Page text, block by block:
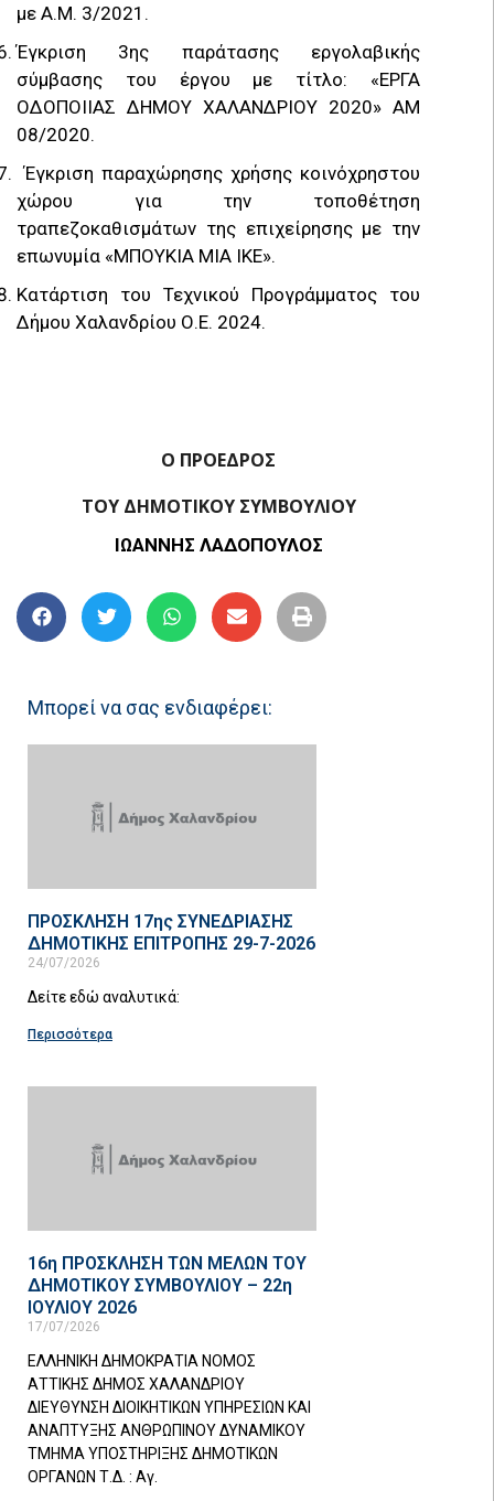
με Α.Μ. 3/2021.
Έγκριση 3ης παράτασης εργολαβικής
σύμβασης του έργου με τίτλο: «ΕΡΓΑ
ΟΔΟΠΟΙΙΑΣ ΔΗΜΟΥ ΧΑΛΑΝΔΡΙΟΥ 2020» ΑΜ
08/2020.
Έγκριση παραχώρησης χρήσης κοινόχρηστου
χώρου για την τοποθέτηση
τραπεζοκαθισμάτων της επιχείρησης με την
επωνυμία «ΜΠΟΥΚΙΑ ΜΙΑ ΙΚΕ».
Κατάρτιση του Τεχνικού Προγράμματος του
Δήμου Χαλανδρίου Ο.Ε. 2024.
Ο ΠΡΟΕΔΡΟΣ
ΤΟΥ ΔΗΜΟΤΙΚΟΥ ΣΥΜΒΟΥΛΙΟΥ
ΙΩΑΝΝΗΣ ΛΑΔΟΠΟΥΛΟΣ
Μπορεί να σας ενδιαφέρει:
ΠΡΟΣΚΛΗΣΗ 17ης ΣΥΝΕΔΡΙΑΣΗΣ
ΔΗΜΟΤΙΚΗΣ ΕΠΙΤΡΟΠΗΣ 29-7-2026
24/07/2026
Δείτε εδώ αναλυτικά:
Περισσότερα
16η ΠΡΟΣΚΛΗΣΗ ΤΩΝ ΜΕΛΩΝ ΤΟΥ
ΔΗΜΟΤΙΚΟΥ ΣΥΜΒΟΥΛΙΟΥ – 22η
ΙΟΥΛΙΟΥ 2026
17/07/2026
ΕΛΛΗΝΙΚΗ ΔΗΜΟΚΡΑΤΙΑ ΝΟΜΟΣ
ΑΤΤΙΚΗΣ ΔΗΜΟΣ ΧΑΛΑΝΔΡΙΟΥ
ΔΙΕΥΘΥΝΣΗ ΔΙΟΙΚΗΤΙΚΩΝ ΥΠΗΡΕΣΙΩΝ ΚΑΙ
ΑΝΑΠΤΥΞΗΣ ΑΝΘΡΩΠΙΝΟΥ ΔΥΝΑΜΙΚΟΥ
ΤΜΗΜΑ ΥΠΟΣΤΗΡΙΞΗΣ ΔΗΜΟΤΙΚΩΝ
ΟΡΓΑΝΩΝ Τ.Δ. : Αγ.